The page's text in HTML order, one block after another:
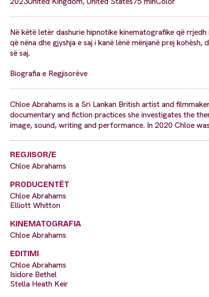
Në këtë letër dashurie hipnotike kinematografike që
që nëna dhe gjyshja e saj i kanë lënë mënjanë prej
së saj.
Biografia e Regjisorëve
Chloe Abrahams is a Sri Lankan British artist and
documentary and fiction practices she investigates the
image, sound, writing and performance. In 2020 Chloe
REGJISOR/E
Chloe Abrahams
PRODUCENTËT
Chloe Abrahams
Elliott Whitton
KINEMATOGRAFIA
Chloe Abrahams
EDITIMI
Chloe Abrahams
Isidore Bethel
Stella Heath Keir